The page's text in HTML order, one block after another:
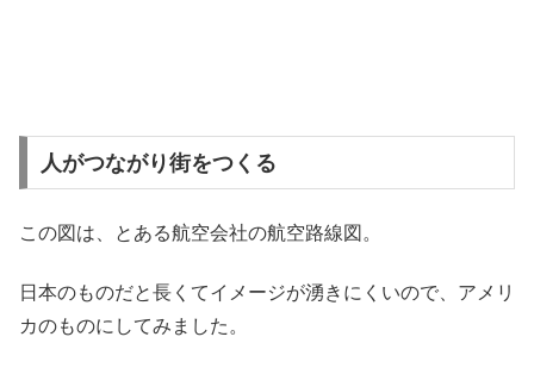
人がつながり街をつくる
この図は、とある航空会社の航空路線図。
日本のものだと長くてイメージが湧きにくいので、アメリ
カのものにしてみました。